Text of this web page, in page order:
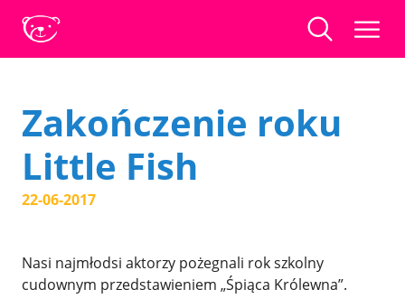
Zakończenie roku
Little Fish
22-06-2017
Nasi najmłodsi aktorzy pożegnali rok szkolny
cudownym przedstawieniem „Śpiąca Królewna”.